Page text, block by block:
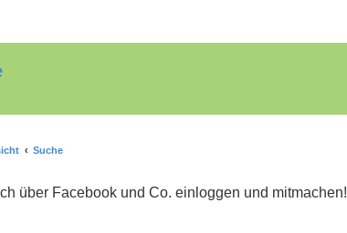
Suche
über Facebook und Co. einloggen und mitmachen!